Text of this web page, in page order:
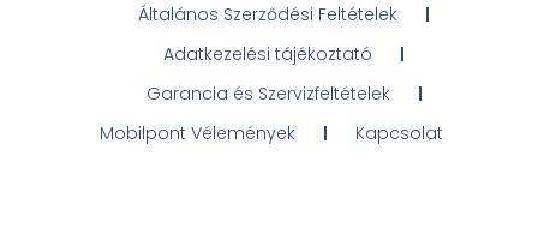
Általános Szerződési Feltételek
Adatkezelési tájékoztató
Garancia és Szervizfeltételek
Mobilpont Vélemények
Kapcsolat